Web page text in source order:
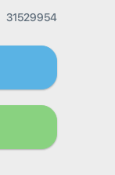
31529954